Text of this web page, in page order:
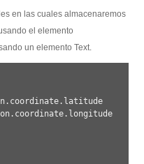
en las cuales almacenaremos
el elemento
un elemento Text.